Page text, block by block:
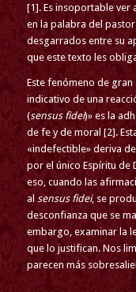
[1]. Es insoportable ver
en la palabra del
desgarrados entre su
que este texto les
Este fenómeno de
indicativo de una
(sensus fidei)» es la
de fe y de moral [2].
«indefectible» deriva
por el único Espíritu de
eso, cuando las
al sensus fidei, se
desconfianza que se
embargo, examinar la
que lo justifican. Nos
parecen más